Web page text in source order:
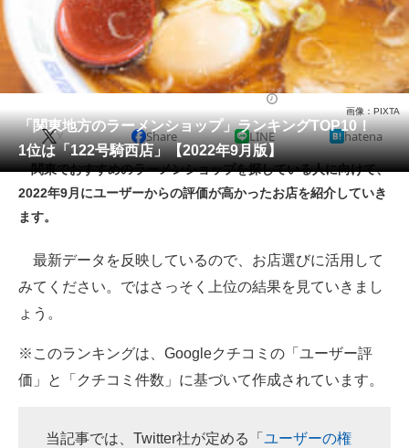
地域
住まい 教育・育児
動物 リサーチ
会員記事
メディア
注目記事を集めた総合ページ
スマホと通信の最新トレンド
進化するPCとデバイスの未来
好きが集まる 比べて選べる
AI活用のいまが分かる
「関東地方のラーメンショップ」ランキングTOP10！
1位は「122号騎西店」【2022年9月版】
画像：PIXTA
X Share LINE hatena
関東でおすすめのラーメンショップを探している人に向けて、
2022年9月にユーザーからの評価が高かったお店を紹介していき
ます。
最新データを反映しているので、お店選びに活用して
みてください。ではさっそく上位の結果を見ていきまし
ょう。
※このランキングは、Googleクチコミの「ユーザー評
価」と「クチコミ件数」に基づいて作成されています。
当記事では、Twitter社が定める「 ユーザーの権